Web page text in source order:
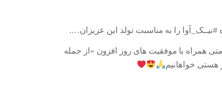
را به مناسبت تولد این عزیزان….
همراه با موفقیت های روز افزون «از جمله
خواهانیم